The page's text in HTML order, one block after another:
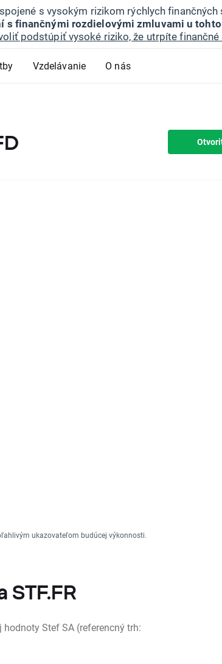
s vysokým rizikom rýchlych
s finančnými rozdielovými zmluvami u
podstúpiť vysoké riziko, že utrpíte
Vzdelávanie O nás
ukazovateľom budúcej výkonnosti.
STF.FR
Stef SA (referencný trh: